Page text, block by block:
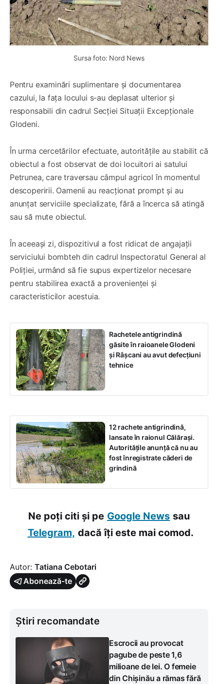
Sursa foto: Nord News
Pentru examinări suplimentare și documentarea
cazului, la fața locului s-au deplasat ulterior și
responsabili din cadrul Secției Situații Excepționale
Glodeni.
În urma cercetărilor efectuate, autoritățile au stabilit că
obiectul a fost observat de doi locuitori ai satului
Petrunea, care traversau câmpul agricol în momentul
descoperirii. Oamenii au reacționat prompt și au
anunțat serviciile specializate, fără a încerca să atingă
sau să mute obiectul.
În aceeași zi, dispozitivul a fost ridicat de angajații
serviciului bombteh din cadrul Inspectoratul General al
Poliției, urmând să fie supus expertizelor necesare
pentru stabilirea exactă a provenienței și
caracteristicilor acestuia.
Rachetele antigrindină
găsite în raioanele Glodeni
și Râșcani au avut defecțiuni
tehnice
12 rachete antigrindină,
lansate în raionul Călărași.
Autoritățile anunță că nu au
fost înregistrate căderi de
grindină
Ne poți citi și pe Google News sau
Telegram, dacă îți este mai comod.
Autor: Tatiana Cebotari
Abonează-te
Știri recomandate
Escrocii au provocat
pagube de peste 1,6
milioane de lei. O femeie
din Chișinău a rămas fără